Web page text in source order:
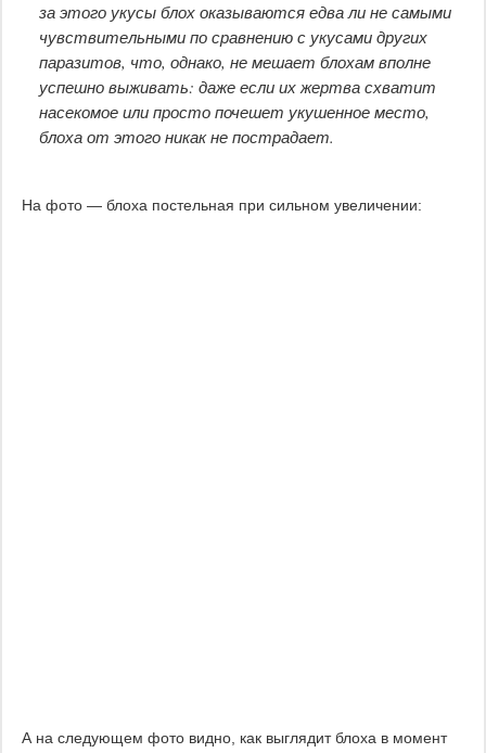
за этого укусы блох оказываются едва ли не самыми
чувствительными по сравнению с укусами других
паразитов, что, однако, не мешает блохам вполне
успешно выживать: даже если их жертва схватит
насекомое или просто почешет укушенное место,
блоха от этого никак не пострадает.
На фото — блоха постельная при сильном увеличении:
А на следующем фото видно, как выглядит блоха в момент